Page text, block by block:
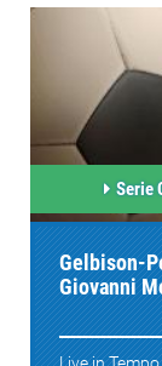
Serie
Gelbison-
Giovanni
Live in